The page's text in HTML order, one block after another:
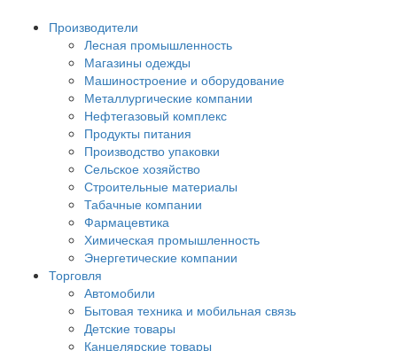
Производители
Лесная промышленность
Магазины одежды
Машиностроение и оборудование
Металлургические компании
Нефтегазовый комплекс
Продукты питания
Производство упаковки
Сельское хозяйство
Строительные материалы
Табачные компании
Фармацевтика
Химическая промышленность
Энергетические компании
Торговля
Автомобили
Бытовая техника и мобильная связь
Детские товары
Канцелярские товары